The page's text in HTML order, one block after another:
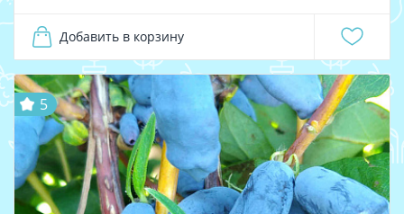
Добавить в корзину
5